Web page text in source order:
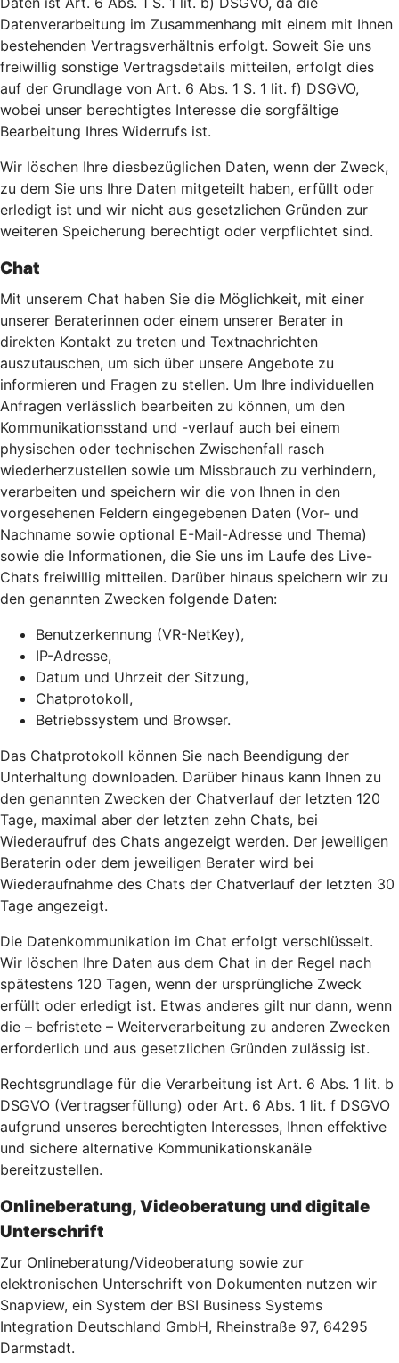
Datenverarbeitung im Zusammenhang mit einem mit Ihnen
bestehenden Vertragsverhältnis erfolgt. Soweit Sie uns
freiwillig sonstige Vertragsdetails mitteilen, erfolgt dies
auf der Grundlage von Art. 6 Abs. 1 S. 1 lit. f) DSGVO,
wobei unser berechtigtes Interesse die sorgfältige
Bearbeitung Ihres Widerrufs ist.
Wir löschen Ihre diesbezüglichen Daten, wenn der Zweck,
zu dem Sie uns Ihre Daten mitgeteilt haben, erfüllt oder
erledigt ist und wir nicht aus gesetzlichen Gründen zur
weiteren Speicherung berechtigt oder verpflichtet sind.
Chat
Mit unserem Chat haben Sie die Möglichkeit, mit einer
unserer Beraterinnen oder einem unserer Berater in
direkten Kontakt zu treten und Textnachrichten
auszutauschen, um sich über unsere Angebote zu
informieren und Fragen zu stellen. Um Ihre individuellen
Anfragen verlässlich bearbeiten zu können, um den
Kommunikationsstand und -verlauf auch bei einem
physischen oder technischen Zwischenfall rasch
wiederherzustellen sowie um Missbrauch zu verhindern,
verarbeiten und speichern wir die von Ihnen in den
vorgesehenen Feldern eingegebenen Daten (Vor- und
Nachname sowie optional E-Mail-Adresse und Thema)
sowie die Informationen, die Sie uns im Laufe des Live-
Chats freiwillig mitteilen. Darüber hinaus speichern wir zu
den genannten Zwecken folgende Daten:
Benutzerkennung (VR-NetKey),
IP-Adresse,
Datum und Uhrzeit der Sitzung,
Chatprotokoll,
Betriebssystem und Browser.
Das Chatprotokoll können Sie nach Beendigung der
Unterhaltung downloaden. Darüber hinaus kann Ihnen zu
den genannten Zwecken der Chatverlauf der letzten 120
Tage, maximal aber der letzten zehn Chats, bei
Wiederaufruf des Chats angezeigt werden. Der jeweiligen
Beraterin oder dem jeweiligen Berater wird bei
Wiederaufnahme des Chats der Chatverlauf der letzten 30
Tage angezeigt.
Die Datenkommunikation im Chat erfolgt verschlüsselt.
Wir löschen Ihre Daten aus dem Chat in der Regel nach
spätestens 120 Tagen, wenn der ursprüngliche Zweck
erfüllt oder erledigt ist. Etwas anderes gilt nur dann, wenn
die – befristete – Weiterverarbeitung zu anderen Zwecken
erforderlich und aus gesetzlichen Gründen zulässig ist.
Rechtsgrundlage für die Verarbeitung ist Art. 6 Abs. 1 lit. b
DSGVO (Vertragserfüllung) oder Art. 6 Abs. 1 lit. f DSGVO
aufgrund unseres berechtigten Interesses, Ihnen effektive
und sichere alternative Kommunikationskanäle
bereitzustellen.
Onlineberatung, Videoberatung und digitale
Unterschrift
Zur Onlineberatung/Videoberatung sowie zur
elektronischen Unterschrift von Dokumenten nutzen wir
Snapview, ein System der BSI Business Systems
Integration Deutschland GmbH, Rheinstraße 97, 64295
Darmstadt.